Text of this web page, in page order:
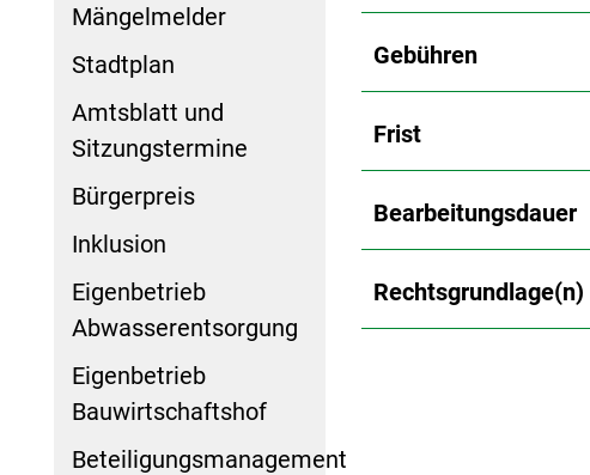
Mängelmelder
Stadtplan
Amtsblatt und
Sitzungstermine
Bürgerpreis
Inklusion
Eigenbetrieb
Abwasserentsorgung
Eigenbetrieb
Bauwirtschaftshof
Beteiligungsmanagement
Gebühren
Frist
Bearbeitungsdauer
Rechtsgrundlage(n)